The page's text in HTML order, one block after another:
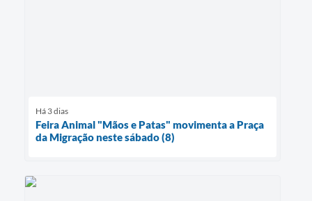
Há 3 dias
Feira Animal "Mãos e Patas" movimenta a Praça
da Migração neste sábado (8)